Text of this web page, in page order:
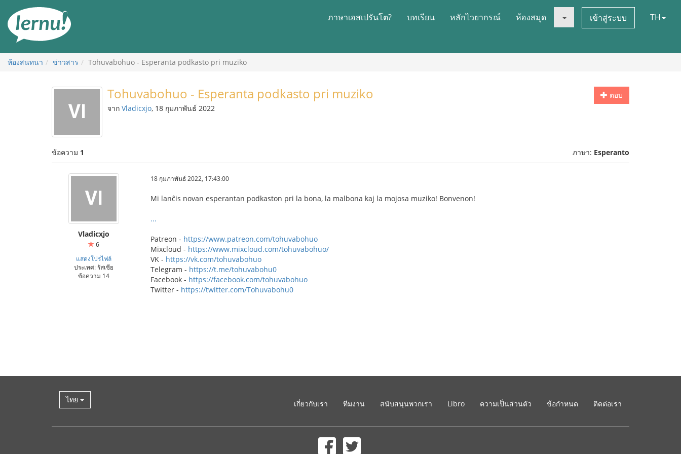
สารบัญ
ภาษาเอสเปรันโต? บทเรียน หลักไวยากรณ์ ห้องสมุด เข้าสู่ระบบ TH
ห้องสนทนา ข่าวสาร Tohuvabohuo - Esperanta podkasto pri muziko
ตอบ
Tohuvabohuo - Esperanta podkasto pri muziko
จาก Vladicxjo, 18 กุมภาพันธ์ 2022
ข้อความ 1 ภาษา: Esperanto
Vladicxjo
6
แสดงโปรไฟล์
ประเทศ: รัสเซีย
ข้อความ 14
18 กุมภาพันธ์ 2022, 17:43:00
Mi lanĉis novan esperantan podkaston pri la bona, la malbona kaj la mojosa muziko! Bonvenon!
...
Patreon - https://www.patreon.com/tohuvabohuo
Mixcloud - https://www.mixcloud.com/tohuvabohuo/
VK - https://vk.com/tohuvabohuo
Telegram - https://t.me/tohuvabohu0
Facebook - https://facebook.com/tohuvabohuo
Twitter - https://twitter.com/Tohuvabohu0
ไทย เกี่ยวกับเรา ทีมงาน สนับสนุนพวกเรา Libro ความเป็นส่วนตัว ข้อกำหนด ติดต่อเรา